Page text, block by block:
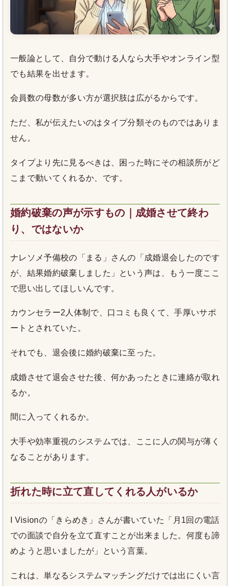
一般論として、自分で動ける人なら大手やオンライン型
でも結果を出せます。
会員数の母数が多い方が選択肢は広がるからです。
ただ、私が伝えたいのはタイプ分類そのものではありま
せん。
タイプより先に見るべきは、困った時にその相談所がど
こまで動いてくれるか、です。
婚約破棄の声が示すもの｜成婚させて終わ
り、ではないか
ナレソメ予備校の「まる」さんの「成婚退会したのです
が、結果婚約破棄しました」という声は、もう一度ここ
で思い出してほしいんです。
カウンセラー2人体制で、口コミも良くて、手厚いサポ
ートとされていた。
それでも、退会後に婚約破棄に至った。
成婚させて退会させた後、何かあったときに連絡が取れ
るか。
間に入ってくれるか。
大手や効率重視のシステムでは、ここに人の関与が薄く
なることがあります。
折れた時に立て直してくれる人がいるか
I Visionの「きらめき」さんが書いていた「月1回の電話
での面談で自分を立て直すことが出来ました。何度も諦
めようと思いましたが」という言葉。
これは、単なるシステムマッチングだけでは出にくい言